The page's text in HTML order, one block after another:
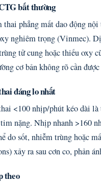
bất thường
phẳng mất dao động
nghiêm trọng (Vinmec).
tử cung hoặc thiếu oxy
cơ bản không rõ cần được
đáng lo nhất
<100 nhịp/phút kéo dài
nặng. Nhịp nhanh >160
do sốt, nhiễm trùng hoặc
xảy ra sau cơn co, phản
theo